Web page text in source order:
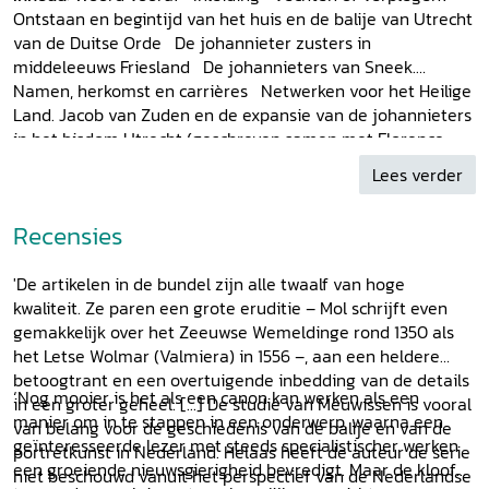
Ontstaan en begintijd van het huis en de balije van Utrecht
van de Duitse Orde De johannieter zusters in
middeleeuws Friesland De johannieters van Sneek.
Namen, herkomst en carrières Netwerken voor het Heilige
Land. Jacob van Zuden en de expansie van de johannieters
in het bisdom Utrecht (geschreven samen met Florence
Koorn) De johannieter commanderij van Wemeldinge
Nederlandse ridderbroeders van de Duitse Orde in Lijfland.
de 'arme' adel. Veranderingen in de toelating van
Crisis in Pruisen, crisis in de balijen? De casus Utrecht, 1443-
1469 Friesland en Groningen onder de Duitse Orde? Een
fantastisch plan van hoogmeester Albrecht van
Brandenburg-Ansbach uit 1517 Verrader van Lijfland? De
Nederlandse ordemaarschalk Jasper van Munster en het
begin van de Lijflandse crisis, 1554-1557 Proberen te
overleven. De geestelijke ridderorden in Utrecht, 1580-
1620 Het middeleeuwse erfgoed van de Duitse Orde in
NederlandBronnen en literatuur Lijst van afbeeldingen
Lees verder
Recensies
'De artikelen in de bundel zijn alle twaalf van hoge
kwaliteit. Ze paren een grote eruditie – Mol schrijft even
gemakkelijk over het Zeeuwse Wemeldinge rond 1350 als
het Letse Wolmar (Valmiera) in 1556 –, aan een heldere
betoogtrant en een overtuigende inbedding van de details
in een groter geheel. [...] De studie van Meuwissen is vooral
van belang voor de geschiedenis van de balije en van de
portretkunst in Nederland. Helaas heeft de auteur de serie
niet beschouwd vanuit het perspectief van de Nederlandse
‘Nog mooier is het als een canon kan werken als een
manier om in te stappen in een onderwerp, waarna een
geïnteresseerde lezer met steeds specialistischer werken
een groeiende nieuwsgierigheid bevredigt. Maar de kloof